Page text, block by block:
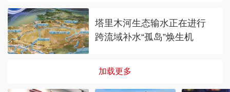
塔里木河生态输水正在进行
跨流域补水“孤岛”焕生机
加载更多